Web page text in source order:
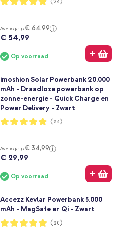
96%
(24)
Adviesprijs€ 64,99
€ 54,99
Op voorraad
imoshion Solar Powerbank 20.000
mAh - Draadloze powerbank op
zonne-energie - Quick Charge en
Power Delivery - Zwart
Waardering:
96%
(24)
Adviesprijs€ 34,99
€ 29,99
Op voorraad
Accezz Kevlar Powerbank 5.000
mAh - MagSafe en Qi - Zwart
Waardering:
99%
(20)